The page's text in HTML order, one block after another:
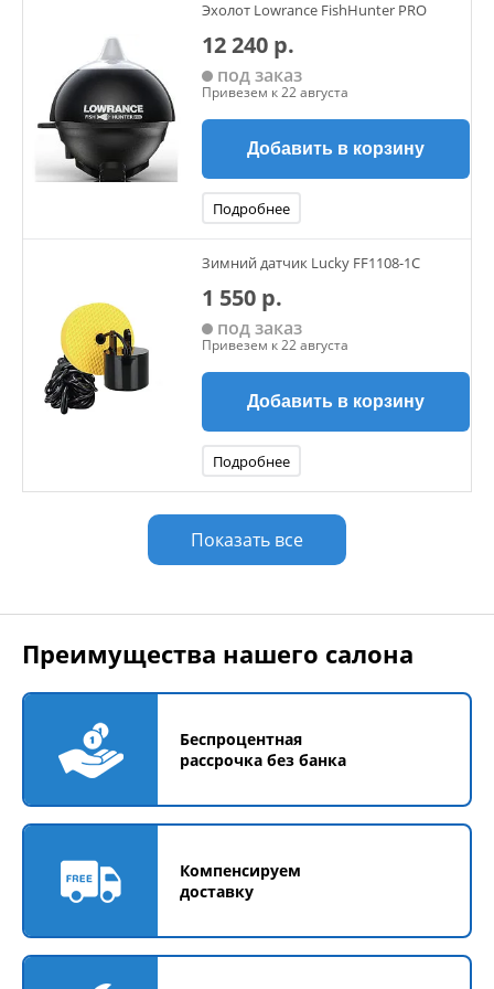
CHIRP и структурное сканирование высокого разрешения
DownScan Imaging. Таким образом, даже в режиме
нижнего сканирования, вы увидите на экране рыбу
Эхолот Lowrance FishHunter PRO
12 240 р.
под заказ
Привезем к 22 августа
Добавить в корзину
Подробнее
Зимний датчик Lucky FF1108-1C
1 550 р.
под заказ
Привезем к 22 августа
Добавить в корзину
Подробнее
Показать все
Преимущества нашего салона
Беспроцентная
рассрочка без банка
Компенсируем
доставку